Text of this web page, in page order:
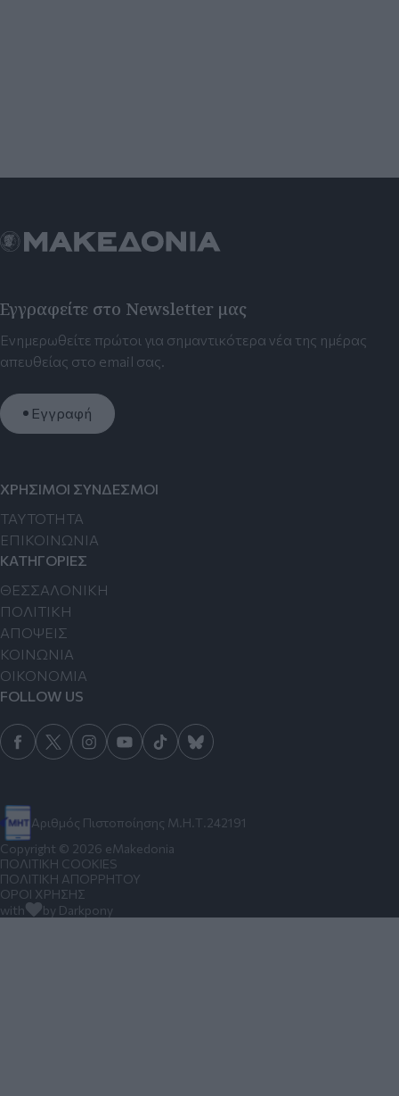
Εγγραφείτε στο Newsletter μας
Ενημερωθείτε πρώτοι για σημαντικότερα νέα της ημέρας
απευθείας στο email σας.
Εγγραφή
Αριθμός Πιστοποίησης Μ.Η.Τ.242191
ΧΡΗΣΙΜΟΙ ΣΥΝΔΕΣΜΟΙ
TAYTOTHTA
ΕΠΙΚΟΙΝΩΝΙΑ
ΚΑΤΗΓΟΡΙΕΣ
ΘΕΣΣΑΛΟΝΙΚΗ
ΠΟΛΙΤΙΚΗ
ΑΠΟΨΕΙΣ
ΚΟΙΝΩΝΙΑ
ΟΙΚΟΝΟΜΙΑ
FOLLOW US
Copyright © 2026 eMakedonia
ΠΟΛΙΤΙΚΗ COOKIES
ΠΟΛΙΤΙΚΗ ΑΠΟΡΡΗΤΟΥ
ΟΡΟΙ ΧΡΗΣΗΣ
with
by Darkpony